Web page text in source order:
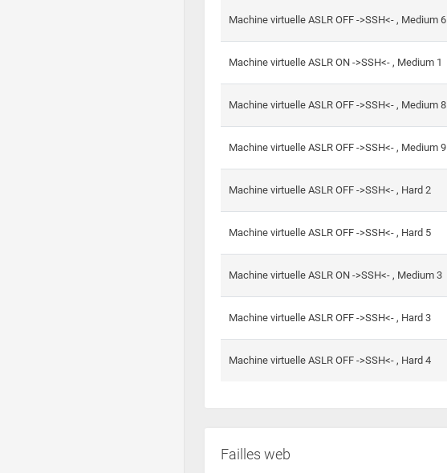
Machine virtuelle ASLR OFF ->SSH<- , Medium 6
Machine virtuelle ASLR ON ->SSH<- , Medium 1
Machine virtuelle ASLR OFF ->SSH<- , Medium 8
Machine virtuelle ASLR OFF ->SSH<- , Medium 9
Machine virtuelle ASLR OFF ->SSH<- , Hard 2
Machine virtuelle ASLR OFF ->SSH<- , Hard 5
Machine virtuelle ASLR ON ->SSH<- , Medium 3
Machine virtuelle ASLR OFF ->SSH<- , Hard 3
Machine virtuelle ASLR OFF ->SSH<- , Hard 4
Failles web